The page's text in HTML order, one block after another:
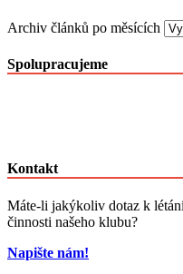
Archiv článků po měsících
Spolupracujeme
Kontakt
Máte-li jakýkoliv dotaz k
činnosti našeho klubu?
Napište nám!